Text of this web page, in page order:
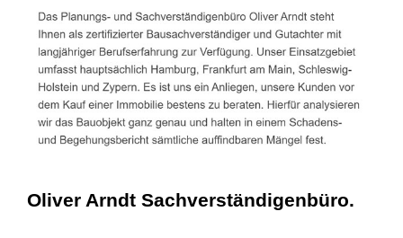
Oliver Arndt Sachverständigenbüro.